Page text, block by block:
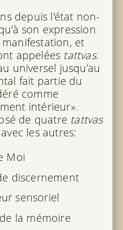
depuis l'état non-
son expression
et
appelées tattvas.
universel jusqu’au
fait partie du
comme
intérieur».
de quatre tattvas
les autres:
Moi
discernement
sensoriel
la mémoire